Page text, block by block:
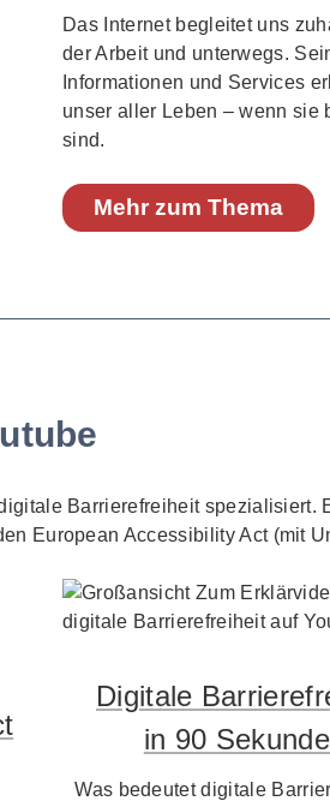
Das Internet begleitet uns
der Arbeit und unterwegs.
Informationen und Services
unser aller Leben – wenn sie
sind.
Mehr zum Thema
Barrierefreiheit
European Accessibility Act (mit
Digitale
in 90
Was bedeutet digitale